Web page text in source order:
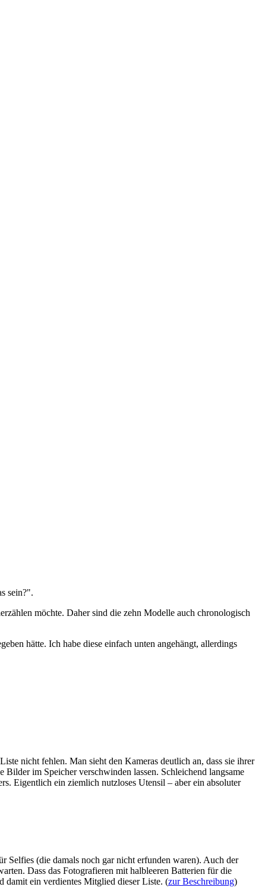
sein?".
möchte. Daher sind die zehn Modelle auch chronologisch
hätte. Ich habe diese einfach unten angehängt, allerdings
nicht fehlen. Man sieht den Kameras deutlich an, dass sie ihrer
im Speicher verschwinden lassen. Schleichend langsame
Eigentlich ein ziemlich nutzloses Utensil – aber ein absoluter
Selfies (die damals noch gar nicht erfunden waren). Auch der
Dass das Fotografieren mit halbleeren Batterien für die
ein verdientes Mitglied dieser Liste. (zur Beschreibung)